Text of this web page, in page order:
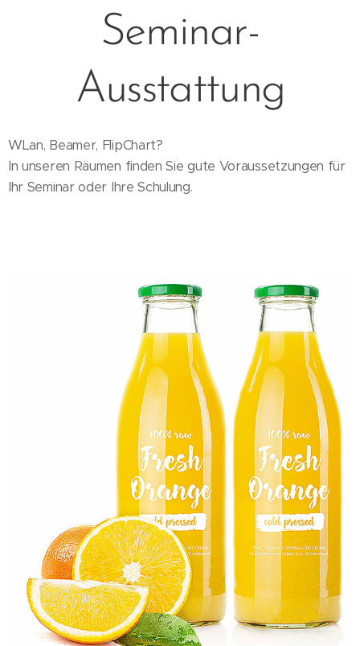
Seminar-
Ausstattung
WLan, Beamer, FlipChart?
In unseren Räumen finden Sie gute Voraussetzungen für
Ihr Seminar oder Ihre Schulung.